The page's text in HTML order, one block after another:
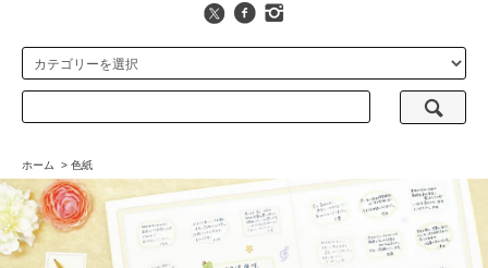
ホーム > 色紙